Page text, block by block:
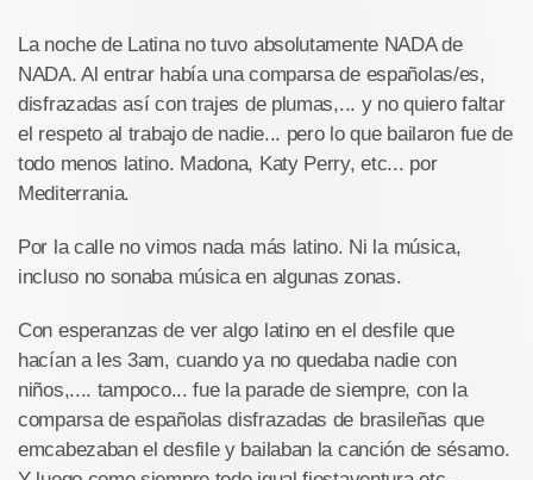
La noche de Latina no tuvo absolutamente NADA de
NADA. Al entrar había una comparsa de españolas/es,
disfrazadas así con trajes de plumas,... y no quiero faltar
el respeto al trabajo de nadie... pero lo que bailaron fue de
todo menos latino. Madona, Katy Perry, etc... por
Mediterrania.
Por la calle no vimos nada más latino. Ni la música,
incluso no sonaba música en algunas zonas.
Con esperanzas de ver algo latino en el desfile que
hacían a les 3am, cuando ya no quedaba nadie con
niños,.... tampoco... fue la parade de siempre, con la
comparsa de españolas disfrazadas de brasileñas que
emcabezaban el desfile y bailaban la canción de sésamo.